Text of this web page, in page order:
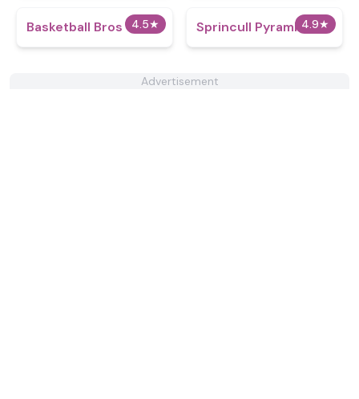
4.5★
Basketball Bros 4.9★
Sprincull Pyramixed
Advertisement